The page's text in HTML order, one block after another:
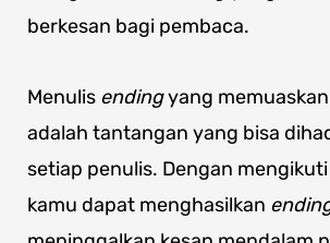
berkesan bagi pembaca.
Menulis endingyang
adalah tantangan yang bisa
setiap penulis. Dengan
kamu dapat menghasilkan